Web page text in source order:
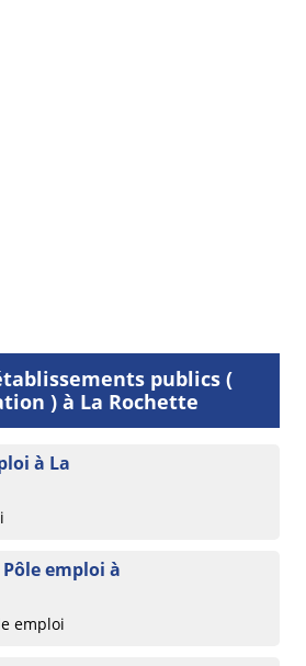
publics (
) à La Rochette
à La
emploi à
emploi